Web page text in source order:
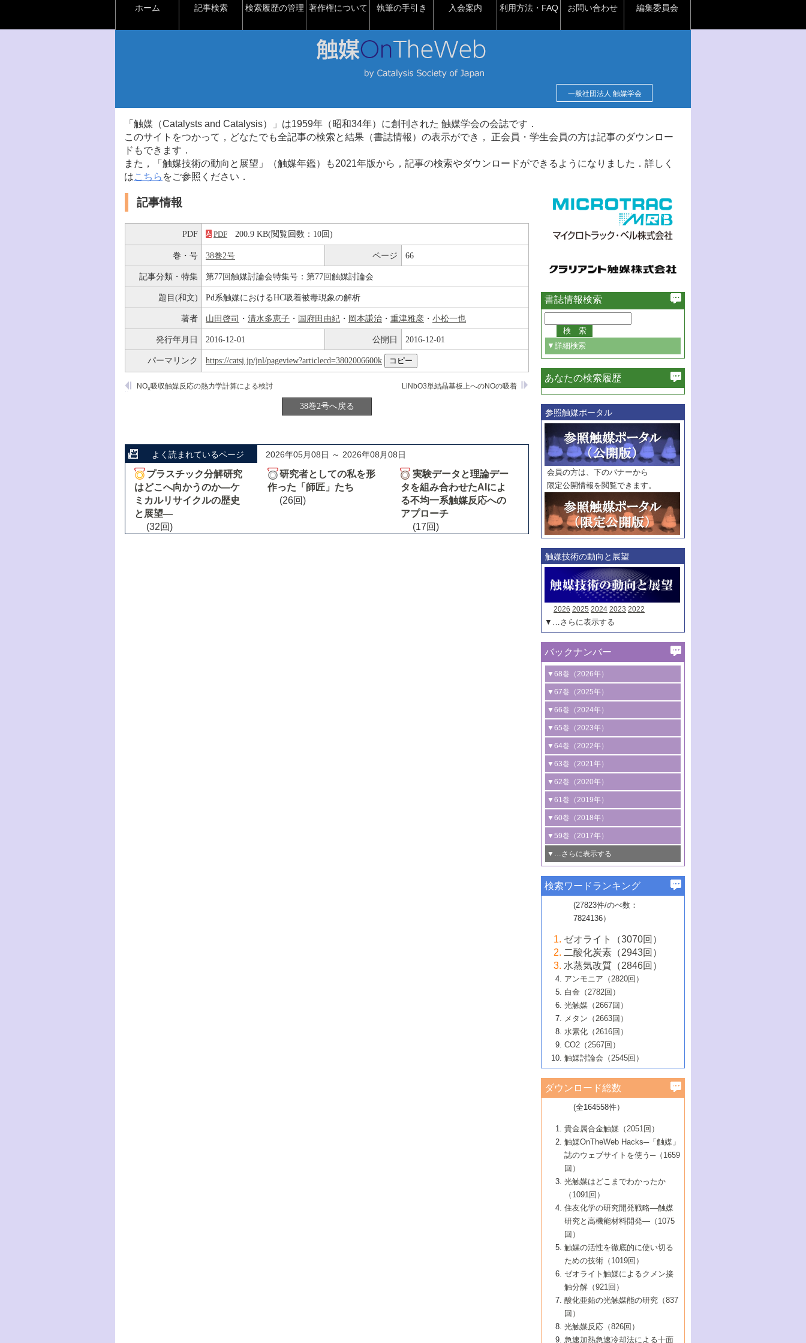
ホーム 記事検索 検索履歴の管理 著作権について 執筆の手引き 入会案内 利用方法・FAQ お問い合わせ 編集委員会
一般社団法人 触媒学会
「触媒（Catalysts and Catalysis）」は1959年（昭和34年）に創刊された 触媒学会の会誌です．
このサイトをつかって，どなたでも全記事の検索と結果（書誌情報）の表示ができ， 正会員・学生会員の方は記事のダウンロー
ドもできます．
また，「触媒技術の動向と展望」（触媒年鑑）も2021年版から，記事の検索やダウンロードができるようになりました．詳しく
はこちら をご参照ください．
記事情報
PDF PDF 200.9 KB(閲覧回数：10回)
巻・号 38巻2号 ページ 66
記事分類・特集 第77回触媒討論会特集号：第77回触媒討論会
題目(和文) Pd系触媒におけるHC吸着被毒現象の解析
著者 山田啓司 ・ 清水多恵子 ・ 国府田由紀 ・ 岡本謙治 ・ 重津雅彦 ・ 小松一也
発行年月日 2016-12-01 公開日 2016-12-01
パーマリンク https://catsj.jp/jnl/pageview?articlecd=3802006600k
LiNbO3単結晶基板上へのNOの吸着
NOx吸収触媒反応の熱力学計算による検討
38巻2号へ戻る
よく読まれているページ 2026年05月08日 ～ 2026年08月08日
プラスチック分解研究
はどこへ向かうのか―ケ
ミカルリサイクルの歴史
と展望―
(32回)
研究者としての私を形
作った「師匠」たち
(26回)
実験データと理論デー
タを組み合わせたAIによ
る不均一系触媒反応への
アプローチ
(17回)
書誌情報検索
▼詳細検索
必ず含む
巻・号指定
巻
号
範囲指定
巻
号～
巻
号
触媒年鑑
年度
記事種別
マーク：
マークあり
あなたの検索履歴
参照触媒ポータル
会員の方は、下のバナーから
限定公開情報を閲覧できます。
触媒技術の動向と展望
2026 2025 2024 2023 2022
▼…さらに表示する
バックナンバー
▼68巻（2026年）
1号 過酸化水素合成に関する研究動向
2号 コンピューター技術により加速する
触媒開発
3号 有機分子変換やCO 資源化のための
光触媒に関する最近の研究
B号 第137回触媒討論会（2026年）
▼67巻（2025年）
1号 CO
水素化によるグリーン燃料/グリ
ーンケミカル製造
2号 水素製造のための水分解技術に関す
る最近の研究
3号 オレフィン系樹脂の精密合成に関す
る最新技術
4号 アルコール類の効率的変換を実現す
る非貴金属触媒の研究動向
5号 ゼオライトの合成と応用における研
究動向
6号 ヘテロ接合界面
B号 第135回触媒討論会（2025年）
▼66巻（2024年）
1号 低次元ナノ構造を有する触媒材料
2号 規制反応場を活用した固体触媒研究
の新展開
3号 未踏分子変換を目指した酸化触媒プ
ロセスの最前線
4号 シンクロトロン放射光および中性子
線を利用した触媒解析技術の最先端
5号 単原子触媒
6号 参照触媒委員会からのお知らせ
B号 第133回触媒討論会（2023年）
▼65巻（2023年）
1号 炭素が関わる触媒機能
2号 プラスチックケミカルリサイクルの
ための触媒技術
3号 非酸化物系金属化合物を基盤とした
触媒材料の開発
4号 格子酸素・格子酸素欠陥を利用した
触媒反応
5号 生体触媒によるエネルギー変換反応
6号 窒素とリンの循環のための触媒・機
能性材料
▼64巻（2022年）
1号 合成ガス製造とCOを用いるケミカル
ズ合成の最新動向
2号 化学品合成のための合金触媒開発
3号 CO の排出削減および有効活用のた
めの触媒技術
4号 若手による情報発信企画～とびたて
若き触媒の研究者たち～（1）
若き触媒の研究者たち～（2）
6号 石油のノーブル・ユースを志向した
触媒技術
大学：オンライン・対面開催）
▼63巻（2021年）
1号 金触媒の新展開
2号 ペロブスカイト
3号 特殊反応場を利用した触媒的分子変
換反応
4号 多孔質材料を用いた触媒の新展開
5号 情報学的手法を用いた触媒開発
6号 カーボンニュートラルに向けた電解
技術
B号 第127回触媒討論会（2021年・オン
ライン開催(Zoom)のみ）
▼62巻（2020年）
1号 触媒設計を拓く欠陥構造のキャラク
タリゼーション
2号 機能化学品製造に資するクリーンな
触媒的酸化反応
3号 水処理のための触媒化学
4号 光触媒を用いた水分解の最新の研究
動向
5号 次世代の触媒プロセスを支えるマイ
6号 メタン転換技術の最新動向
B号 第125回触媒討論会（2020年・工学
院大学）
▼61巻（2019年）
1号 物質移動制御に着目した触媒プロセ
ス開発
2号 CO2 フリー水素サプライチェーンに
関わる触媒開発動向
3号 精密高分子合成に関する最近の研究
動向
4号 バイオマス化成品製造のための触媒
5号 固体触媒による含窒素有機化合物変
換の最前線
6号 貴金属使用量低減に向けた自動車排
ガス浄化触媒の開発
B号 第123回触媒討論会（2019年・大阪
▼60巻（2018年）
1号 固体酸触媒の最新の研究動向
2号 二酸化炭素からの有用化学品合成
3号 ナノ粒子・クラスター触媒の最前線
4号 60周年記念企画
5号 進化するゼオライト合成技術
6号 非貴金属系触媒における電気化学的
B号 第121回触媒討論会（2018年・東京
大学）
▼59巻（2017年）
1号 いたるところに，触媒
最先端技術
3号 無機分離膜材料の開発と触媒反応プ
ロセスへの適用
5号 水素のふるまいを解き明かす最先端
研究
6号 低級アルカンの有効利用のための触
媒技術
B号 第119回触媒討論会（2017年・首都
大学東京）
▼…さらに表示する
1号 ユニークな構造の高分子を生み出す触
2号 リグニンからの化成品製造に向けた触
媒技術
3号 触媒研究の最先端～とびたて若き研究
者たち～（1）
4号 触媒研究の最先端～とびたて若き研究
者たち～（2）
5号 触媒研究の最先端～とびたて若き研究
者たち～（3）
6号 イオニクス材料と燃料電池・電解合成
の最新の研究動向
B号 第117回触媒討論会（2016年・大阪府
立大学）
▼57巻（2015年）
1号 水素キャリアにかかわる触媒技術の新
2号 石油精製用触媒の最近の進展
3号 固体酸化物形燃料電池（SOFC）におけ
るアノード触媒上での燃料直接改質技術
4号 コアシェル構造の制御による触媒機能
5号 工業触媒およびその周辺技術の最近の
進歩
6号 ナノシート
B号 第115回触媒討論会（2015年・成蹊大
▼56巻（2014年）
2号 光触媒反応機構に関する最新の研究動
向
開発動向
4号 人工光合成に向けた近年のアプローチ
5号 未利用熱エネルギーの有効活用に貢献
する触媒技術
6号 ポリオキソメタレート
B号 第113回触媒討論会（2014年・ロワジ
ールホテル豊橋）
1号 高耐久性燃料電池システム用触媒にお
ける新展開
2号 リビングラジカル重合の最近の動向
3号 天然ガスの化学工業的展開に関する触
媒技術
4号 貴金属触媒の精密構造制御とその活用
5号 バイオマス化成品製造のための固体触
6号 ナノ空間─吸着状態解析から新機能開拓
B号 第111回触媒討論会（2013年・関西大
▼54巻（2012年）
1号 規則性多孔体の利用技術における最近
の進歩
2号 第109回触媒討論会
3号 貴金属低減技術の最新動向
4号 貴金属代替技術の最新動向
5号 光触媒による物質変換反応の新展開
6号 グラフェン
7号 水素を利用する化成品合成の新潮流
▼53巻（2011年）
1号 金属学から見る合金触媒の新展開
2号 第107回触媒討論会
3号 触媒のその場観察法の進歩（１）
4号 触媒のその場観察法の進歩（２）
5号 不活性結合の触媒的活性化による有機
合成
6号 新しい固体酸触媒技術
7号 ゼオライト合成における最近の進歩
▼52巻（2010年）
1号 触媒の劣化対策と長寿命触媒開発
2号 第105回触媒討論会
3号 ナノ構造が拓く新機能
4号 活性サイトおよびその環境の精密な設
計による触媒の高機能化
5号 触媒を有効に使うための技術
7号 有機分子触媒による精密有機合成
8号 高機能化ポリオレフィンに向けた重合
触媒の最近の進展
1号 炭素材料－熱い注目を集める材料－
2号 第103回触媒討論会
3号 環境浄化用光触媒の現状と課題
4号 水素社会の実現に向けた水素製造・貯
蔵技術の進歩
5号 CO2が関わる触媒・材料
7号 持続可能社会実現のための触媒および
触媒関連技術
▼50巻（2008年）
1号 触媒化学と学会のこの10年，半世紀，
そして未来
2号 第101回触媒討論会
4号 錯体を利用したユニークな表面構造の
構築と機能
5号 若手会員による触媒研究の未来展望1：
企業編
6号 第102回触媒討論会
7号 触媒・化学反応における計算化学の進
8号 若手研究者による触媒研究の未来展望
2：大学・研究所編
▼49巻（2007年）
1号 含フッ素化合物の合成と触媒
2号 第99回触媒討論会
3号 実用的ファインケミカル合成プロセス
を実現する触媒
5号 こんな物質，あんな物質―新たな触媒
の可能性―
7号 『結晶の化学』を活かした触媒研究
8号 イオン液体の応用
▼48巻（2006年）
1号 固体酸触媒の最近の進歩
2号 第97回触媒討論会
3号 リビング重合触媒の最近の展開
5号 水素製造・貯蔵のための触媒技術の新
しい展開
6号 第98回触媒討論会
7号 基礎化学品製造の触媒技術
8号 多機能型リアクター
1号 最近の触媒担体とその効果
2号 第95回触媒討論会
4号 水分解用光触媒材料
5号 時間分解分光の進歩と応用
6号 第96回触媒討論会
8号 超臨界流体を用いた化学プロセスの新
▼46巻（2004年）
1号 部分酸化反応触媒の最前線
2号 第93回触媒討論会
3号 特殊エネルギー場の触媒反応
4号 生体内における金属の触媒作用
5号 ファインケミカルズの展開に寄与する
6号 第94回触媒討論会
7号 サブナノレベルでみた新しい表面現象
8号 オレフィン重合触媒の新たな展
▼45巻（2003年）
1号 なぜこの触媒が良いのか？
2号 第91回触媒討論会
3号 最近の自動車排ガス処理技術
4号 触媒研究の現状と将来─第90回触媒討論
5号 基礎化学品製造の触媒技術
6号 第92回触媒討論会
7号 基礎化学品製造の触媒技術
8号 資源の循環と触媒技術
▼44巻（2002年）
1号 高次制御された触媒の化学
2号 第89回触媒討論会
3号 触媒を利用した電気化学の新展開
4号 ナノ材料の調製と機能化
5号 こんな触媒が欲しい
6号 第90回触媒討論会
7号 触媒研究と学術雑誌/情報
8号 若い世代からみた触媒化学の現状と未
▼43巻（2001年）
1号 グリーンケミストリーと触媒
2号 第87回触媒討論会特集号
3号 生体触媒とバイオプロセス
4号 水素製造・利用の触媒化学
5号 触媒研究における新しい切り口：コン
ビナトリアルケミストリー
6号 第88回触媒討論会特集号
7号 企業における触媒研究のブレークスル
8号 この材料を触媒として使ってみません
▼42巻（2000年）
1号 触媒反応工学の明日を拓く
2号 第85回触媒討論会
3号 反応ダイナミクス
5号 触媒のおもしろさをどのように伝える
6号 第86回触媒討論会
7号 水素化精製触媒の新しい展開
8号 新しい反応性と機能性を目指した金属
クラスタ-化学
▼41巻（1999年）
1号 孔、穴、あな?-特異な空間とその利用-
2号 第83回触媒討論会
3号 均一系触媒反応最前線
4号 実用炭素材料の新展開
5号 研究の方法論を考える
7号 機能性金属材料と触媒
8号 触媒研究へのNMRの応用と展望
▼40巻（1998年）
進展と21世紀への提言/創立40周年記念・触
媒学会この10年の歩みとこれから/創立40周
2号 第81回触媒討論会
3号 計算機触媒化学へのさそい
4号 触媒劣化の制御と予測
5号 最新の実用プロセスと触媒
6号 第82回触媒討論会
1号 均一系と不均一系触媒反応-その特徴と
接点
2号 第79回触媒討論会
3号 最新NO除去触媒の実用化研究
4号 新しい反応場を目指した触媒調製
5号 反応・分離技術の新しい展開
6号 第80回触媒討論会
▼38巻（1996年）
1号 触媒の構造と触媒作用/C1化学を中心と
する21世紀への触媒
3号 オリンピックメダル:金・銀・銅はどん
な触媒作用を示すか
4号 触媒作用における機能の複合化
▼37巻（1995年）
1号 ファインケミカルズと固体触媒
2号 第75回触媒討論会
3号 希土類を利用した触媒
4号 触媒とリサイクル
5号 エネルギー変換触媒
▼36巻（1994年）
1号 電気化学と触媒
2号 第73回触媒討論会
3号 C4化学の展開
4号 《通常号》
▼35巻（1993年）
1号 工業触媒開発マニュアル―探索から工
業化まで
2号 第71回触媒討論会
▼34巻（1992年）
1号 インパクトを与えたこの研究
2号 第69回触媒討論会
▼33巻（1991年）
1号 触媒プロセス開発マニュアル―探索か
▼32巻（1990年）
検索ワードランキング
(27823件/のべ数：
7824136）
ゼオライト（3070回）
二酸化炭素（2943回）
水蒸気改質（2846回）
アンモニア（2820回）
白金（2782回）
光触媒（2667回）
メタン（2663回）
水素化（2616回）
CO2（2567回）
触媒討論会（2545回）
ダウンロード総数
(全164558件）
貴金属合金触媒（2051回）
触媒OnTheWeb Hacks─「触媒」
誌のウェブサイトを使う─（1659
回）
光触媒はどこまでわかったか
（1091回）
住友化学の研究開発戦略―触媒
研究と高機能材料開発―（1075
回）
触媒の活性を徹底的に使い切る
ための技術（1019回）
ゼオライト触媒によるクメン接
触分解（921回）
酸化亜鉛の光触媒能の研究（837
回）
光触媒反応（826回）
急速加熱急速冷却法による十面